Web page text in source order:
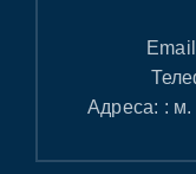
Адреса: : м.